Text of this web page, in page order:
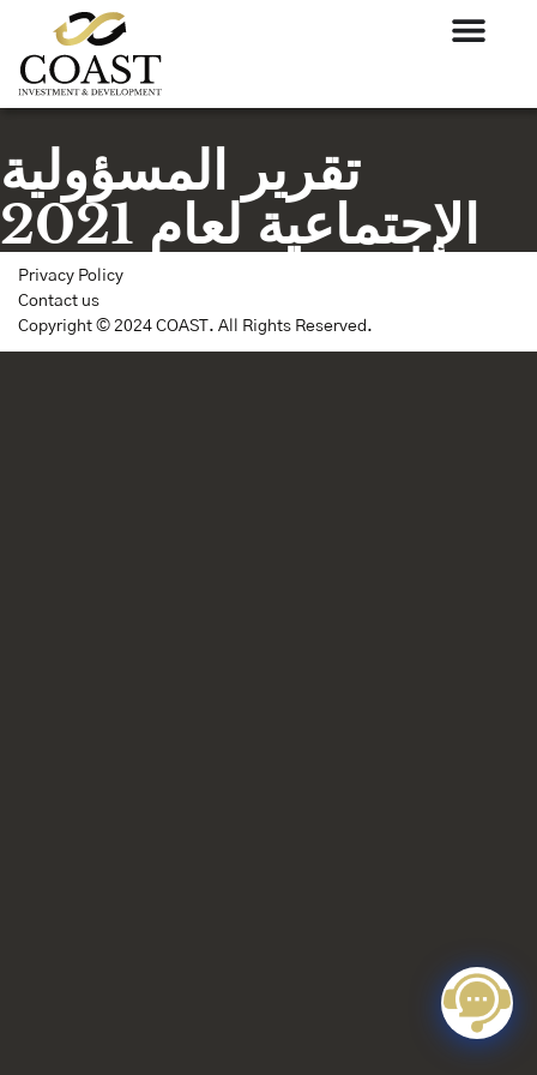
تقرير المسؤولية
الإجتماعية لعام 2021
Privacy Policy
Contact us
Copyright © 2024 COAST. All Rights Reserved.